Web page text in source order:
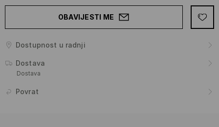
OBAVIJESTI ME
Dostupnost u radnji
Dostava
Dostava
Povrat